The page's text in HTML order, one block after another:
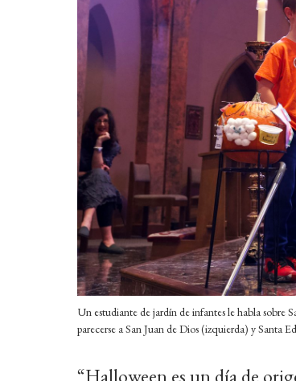
Un estudiante de jardín de infantes le habla sobre
parecerse a San Juan de Dios (izquierda) y Santa
“Halloween es un día de